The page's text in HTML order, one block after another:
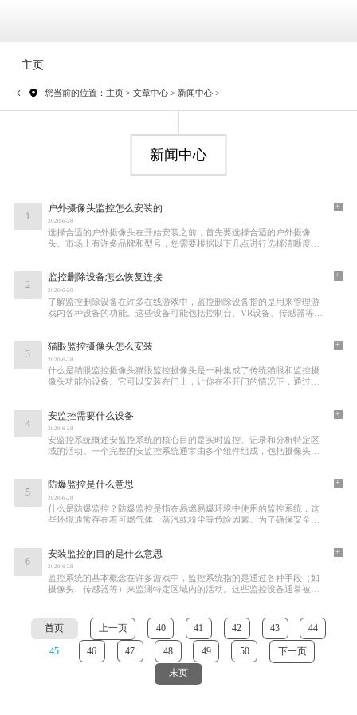
主页
您当前的位置： 主页> 文章中心> 新闻中心>
新闻中心
1
户外摄像头监控怎么安装的
2020-6-28
选择合适的户外摄像头在开始安装之前，首先要选择合适的户外摄像
头。市场上有许多品牌和型号，您需要根据以下几点进行选择清晰度：
+
2
监控删除设备怎么恢复连接
2020-6-28
了解监控删除设备在许多在线游戏中，监控删除设备指的是用来管理游
戏内各种设备的功能。这些设备可能包括控制台、VR设备、传感器等。
+
3
猫眼监控摄像头怎么安装
2020-6-28
什么是猫眼监控摄像头猫眼监控摄像头是一种集成了传统猫眼和监控摄
像头功能的设备。它可以安装在门上，让你在不开门的情况下，通过手
+
4
安监控需要什么设备
2020-6-28
安监控系统概述安监控系统的核心目的是实时监控、记录和分析特定区
域的活动。一个完整的安监控系统通常由多个组件组成，包括摄像头、
+
5
防爆监控是什么意思
2020-6-28
什么是防爆监控？防爆监控是指在易燃易爆环境中使用的监控系统，这
些环境通常存在着可燃气体、蒸汽或粉尘等危险因素。为了确保安全，
+
6
安装监控的目的是什么意思
2020-6-28
监控系统的基本概念在许多游戏中，监控系统指的是通过各种手段（如
摄像头、传感器等）来监测特定区域内的活动。这些监控设备通常被设
+
首页 上一页 40 41 42 43 44
45 46 47 48 49 50
下一页
末页